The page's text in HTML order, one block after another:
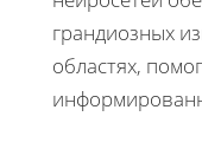
грандиозных
областях,